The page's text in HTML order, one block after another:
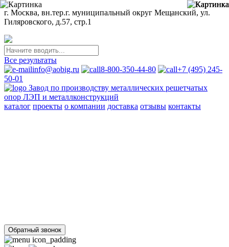
г. Москва, вн.тер.г. муниципальный округ Мещанский, ул.
Гиляровского, д.57, стр.1
Все результаты
info@aobig.ru
8-800-350-44-80
+7 (495) 245-
50-01
Завод по производству металлических решетчатых
опор ЛЭП и металлконструкций
каталог проекты о компании доставка отзывы контакты
Обратный звонок